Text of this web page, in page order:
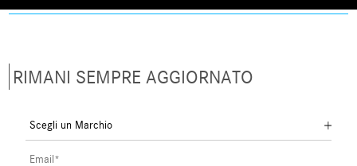
RIMANI SEMPRE AGGIORNATO